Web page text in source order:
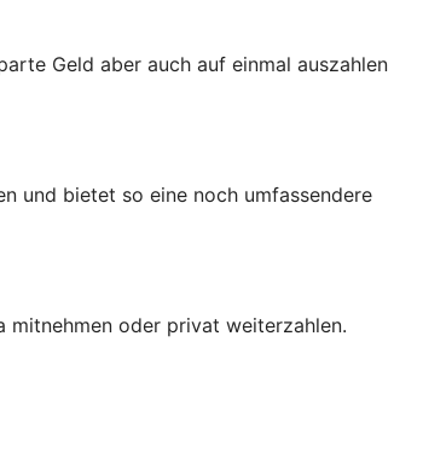
Geld aber auch auf einmal auszahlen
und bietet so eine noch umfassendere
mitnehmen oder privat weiterzahlen.